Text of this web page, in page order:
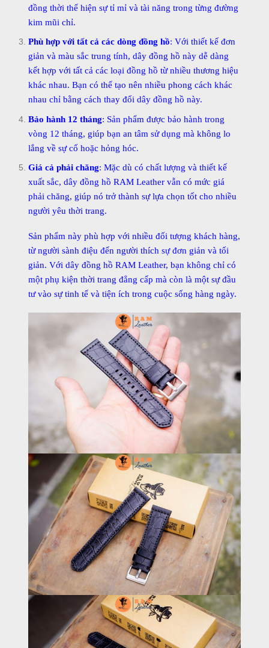
đồng thời thể hiện sự tỉ mỉ và tài năng trong từng đường
kim mũi chỉ.
Phù hợp với tất cả các dòng đồng hồ: Với thiết kế đơn
giản và màu sắc trung tính, dây đồng hồ này dễ dàng
kết hợp với tất cả các loại đồng hồ từ nhiều thương hiệu
khác nhau. Bạn có thể tạo nên nhiều phong cách khác
nhau chỉ bằng cách thay đổi dây đồng hồ này.
Bảo hành 12 tháng: Sản phẩm được bảo hành trong
vòng 12 tháng, giúp bạn an tâm sử dụng mà không lo
lắng về sự cố hoặc hỏng hóc.
Giá cả phải chăng: Mặc dù có chất lượng và thiết kế
xuất sắc, dây đồng hồ RAM Leather vẫn có mức giá
phải chăng, giúp nó trở thành sự lựa chọn tốt cho nhiều
người yêu thời trang.
Sản phẩm này phù hợp với nhiều đối tượng khách hàng,
từ người sành điệu đến người thích sự đơn giản và tối
giản. Với dây đồng hồ RAM Leather, bạn không chỉ có
một phụ kiện thời trang đẳng cấp mà còn là một sự đầu
tư vào sự tinh tế và tiện ích trong cuộc sống hàng ngày.